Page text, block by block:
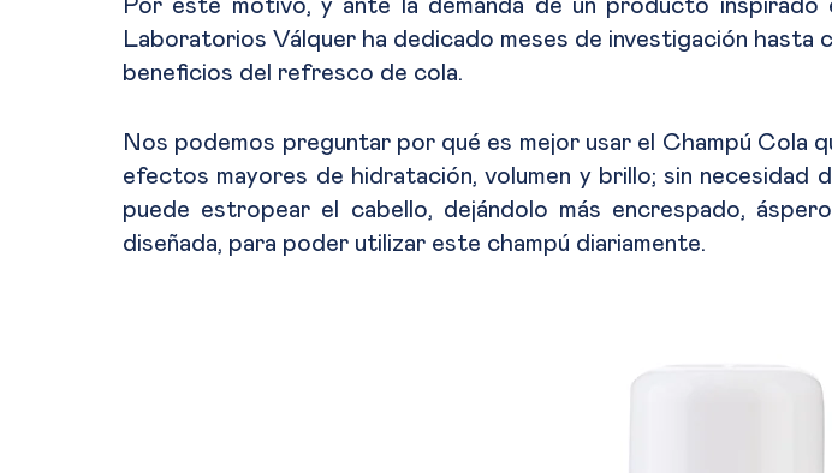
Por este motivo, y ante la demanda de un producto
Laboratorios Válquer ha dedicado meses de investigación hasta
beneficios del refresco de cola.
Nos podemos preguntar por qué es mejor usar el Champú
efectos mayores de hidratación, volumen y brillo; sin
puede estropear el cabello, dejándolo más encrespado,
diseñada, para poder utilizar este champú diariamente.